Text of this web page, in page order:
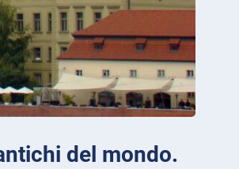
del mondo.